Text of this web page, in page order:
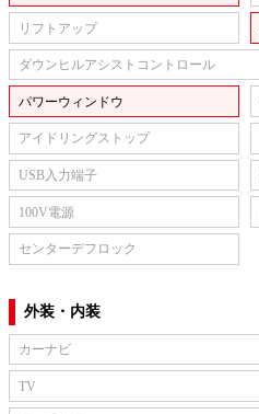
リフトアップ
ダウンヒルアシストコントロール
パワーウィンドウ
アイドリングストップ
USB入力端子
100V電源
センターデフロック
外装・内装
カーナビ
TV